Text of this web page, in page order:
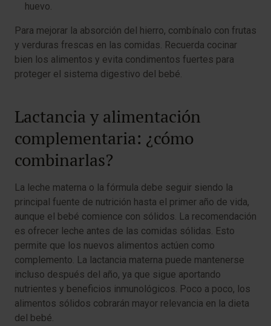
huevo.
Para mejorar la absorción del hierro, combínalo con frutas
y verduras frescas en las comidas. Recuerda cocinar
bien los alimentos y evita condimentos fuertes para
proteger el sistema digestivo del bebé.
Lactancia y alimentación
complementaria: ¿cómo
combinarlas?
La leche materna o la fórmula debe seguir siendo la
principal fuente de nutrición hasta el primer año de vida,
aunque el bebé comience con sólidos. La recomendación
es ofrecer leche antes de las comidas sólidas. Esto
permite que los nuevos alimentos actúen como
complemento. La lactancia materna puede mantenerse
incluso después del año, ya que sigue aportando
nutrientes y beneficios inmunológicos. Poco a poco, los
alimentos sólidos cobrarán mayor relevancia en la dieta
del bebé.